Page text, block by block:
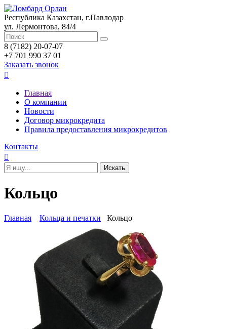
Республика Казахстан, г.Павлодар
ул. Лермонтова, 84/4
8 (7182) 20-07-07
+7 701 990 37 01
Заказать звонок

Главная
О компании
Новости
Договор микрокредита
Правила предоставления микрокредитов
Контакты

Кольцо
Главная Кольца и печатки Кольцо